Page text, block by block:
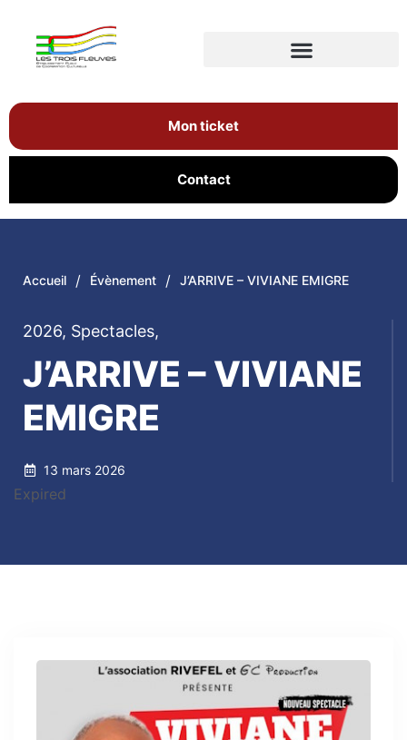
Mon ticket
Contact
Accueil / Évènement / J’ARRIVE – VIVIANE EMIGRE
2026, Spectacles,
J’ARRIVE – VIVIANE
EMIGRE
13 mars 2026
Expired